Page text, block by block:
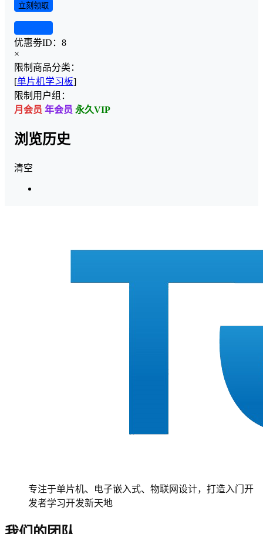
立刻领取
优惠劵ID： 8
×
限制商品分类：
[单片机学习板]
限制用户组：
月会员 年会员 永久VIP
浏览历史
清空
专注于单片机、电子嵌入式、物联网设计，打造入门开
发者学习开发新天地